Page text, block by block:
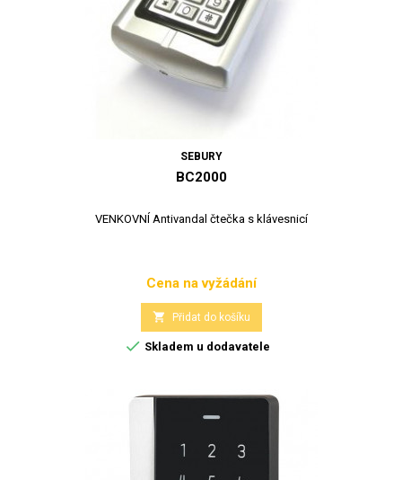
SEBURY
BC2000
VENKOVNÍ Antivandal čtečka s klávesnicí
Cena
Cena na vyžádání
 Přidat do košíku
 Skladem u dodavatele